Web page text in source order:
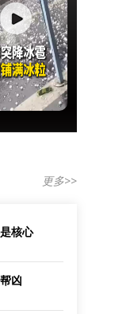
更多>>
核心
凶